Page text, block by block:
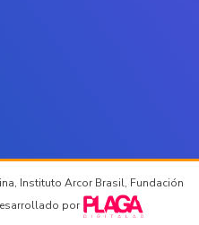
Instituto Arcor Brasil, Fundación
por